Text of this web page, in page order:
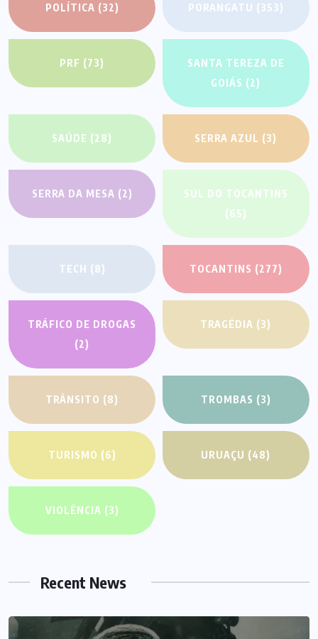
POLÍTICA (32) PORANGATU (353)
PRF (73)
SANTA TEREZA DE
GOIÁS (2)
SAÚDE (28) SERRA AZUL (3)
SERRA DA MESA (2)
SUL DO TOCANTINS
(65)
TECH (8) TOCANTINS (277)
TRÁFICO DE DROGAS
(2)
TRAGÉDIA (3)
TRÂNSITO (8) TROMBAS (3)
TURISMO (6) URUAÇU (48)
VIOLÊNCIA (3)
Recent News